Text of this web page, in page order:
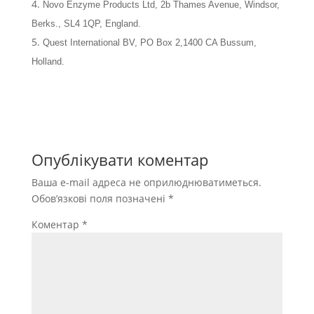
Novo Enzyme Products Ltd, 2b Thames Avenue, Windsor,
Berks., SL4 1QP, England.
Quest International BV, PO Box 2,1400 CA Bussum,
Holland.
Опублікувати коментар
Ваша e-mail адреса не оприлюднюватиметься.
Обов’язкові поля позначені *
Коментар *